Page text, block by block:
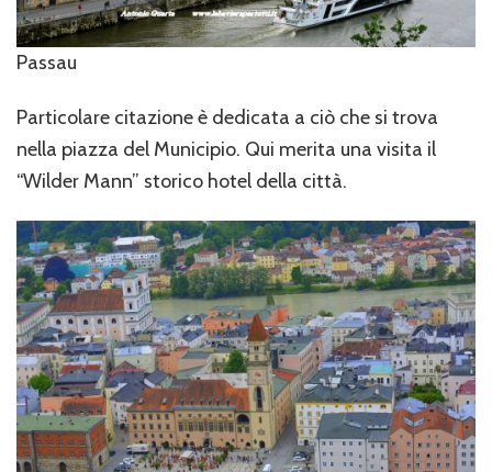
Passau
Particolare citazione è dedicata a ciò che si trova
nella piazza del Municipio. Qui merita una visita il
“Wilder Mann” storico hotel della città.